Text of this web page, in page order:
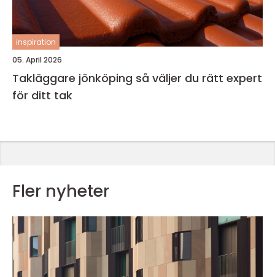
inspiration
05. April 2026
Takläggare jönköping så väljer du rätt expert
för ditt tak
Fler nyheter